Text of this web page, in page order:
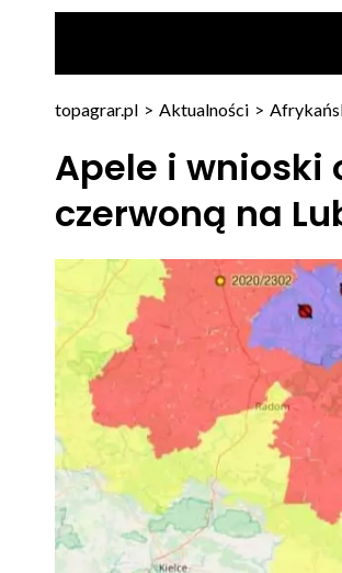
topagrar.pl > Aktualności >
Apele i wnioski
czerwoną na